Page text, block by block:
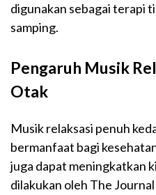
digunakan sebagai terapi
samping.
Pengaruh Musik
Otak
Musik relaksasi penuh
bermanfaat bagi
juga dapat meningkatkan
dilakukan oleh The